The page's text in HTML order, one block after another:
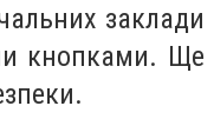
заклади
кнопками. Ще